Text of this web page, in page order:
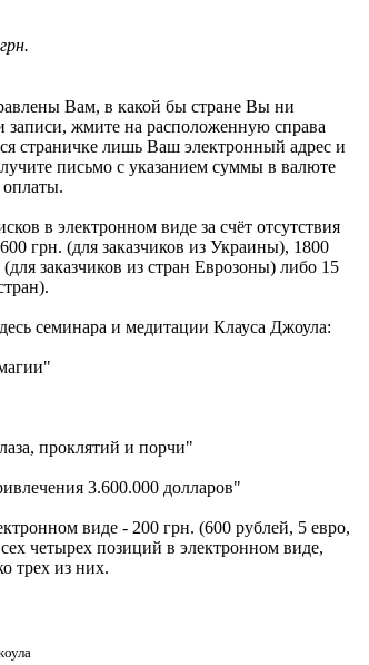
грн.
Вам, в какой бы стране Вы ни
жмите на расположенную справа
страничке лишь Ваш электронный адрес и
письмо с указанием суммы в валюте
в электронном виде за счёт отсутствия
грн. (для заказчиков из Украины), 1800
заказчиков из стран Еврозоны) либо 15
семинара и медитации Клауса Джоула:
проклятий и порчи"
3.600.000 долларов"
виде - 200 грн. (600 рублей, 5 евро,
четырех позиций в электронном виде,
трех из них.